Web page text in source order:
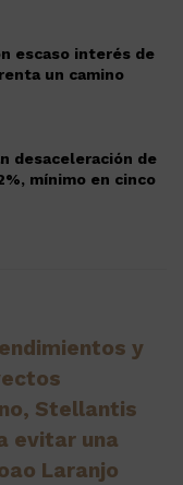
escaso interés de
un camino
desaceleración de
mínimo en cinco
y
Stellantis
evitar una
Laranjo